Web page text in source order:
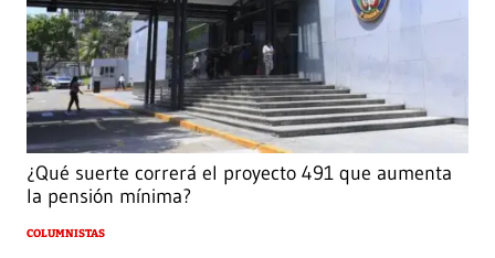
¿Qué suerte correrá el proyecto 491 que aumenta
la pensión mínima?
COLUMNISTAS